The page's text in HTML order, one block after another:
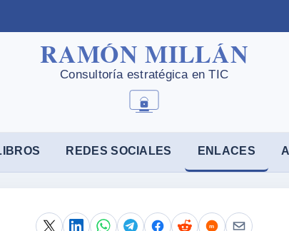
REDES SOCIALES ENLACES